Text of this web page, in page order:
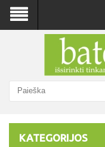
KATEGORIJOS